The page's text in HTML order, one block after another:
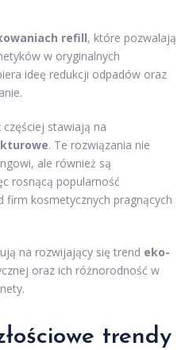
refill, które pozwalają
w oryginalnych
ideę redukcji odpadów oraz
stawiają na
. Te rozwiązania nie
ale również są
rosnącą popularność
firm kosmetycznych pragnących
na rozwijający się trend eko-
oraz ich różnorodność w
trendy